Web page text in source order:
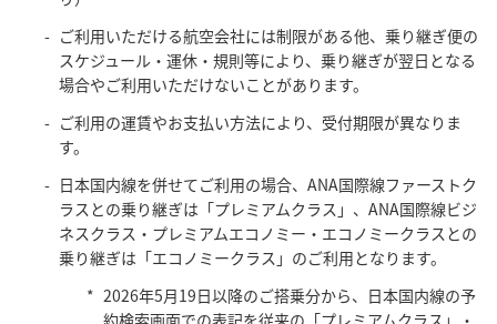
ご利用いただける航空会社には制限がある他、乗り継ぎ便の
スケジュール・運休・規則等により、乗り継ぎが翌日となる
場合やご利用いただけないことがあります。
ご利用の運賃やお支払い方法により、受付期限が異なりま
す。
日本国内線を併せてご利用の場合、ANA国際線ファーストク
ラスとの乗り継ぎは「プレミアムクラス」、ANA国際線ビジ
ネスクラス・プレミアムエコノミー・エコノミークラスとの
乗り継ぎは「エコノミークラス」のご利用となります。
2026年5月19日以降のご搭乗分から、日本国内線の予
約検索画面での表記を従来の「プレミアムクラス」・